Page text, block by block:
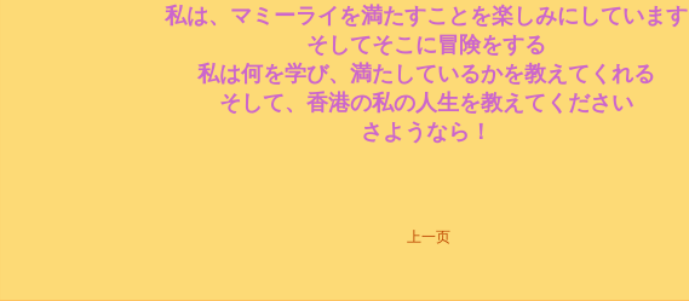
私は、マミーライを満たすことを楽しみにしています
そしてそこに冒険をする
私は何を学び、満たしているかを教えてくれる
そして、香港の私の人生を教えてください
さようなら！
上一页